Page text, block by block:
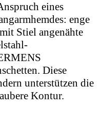
eines
enge
Stiel angenähte
Diese
unterstützen die
Kontur.